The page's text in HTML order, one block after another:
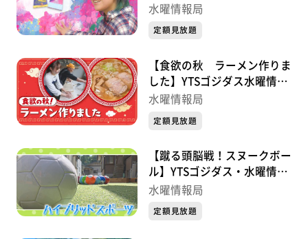
ダス水曜情報局
水曜情報局
定額見放題
【食欲の秋 ラーメン作りま
した】YTSゴジダス水曜情報
局
水曜情報局
定額見放題
【蹴る頭脳戦！スヌークボー
ル】YTSゴジダス・水曜情報
局
水曜情報局
定額見放題